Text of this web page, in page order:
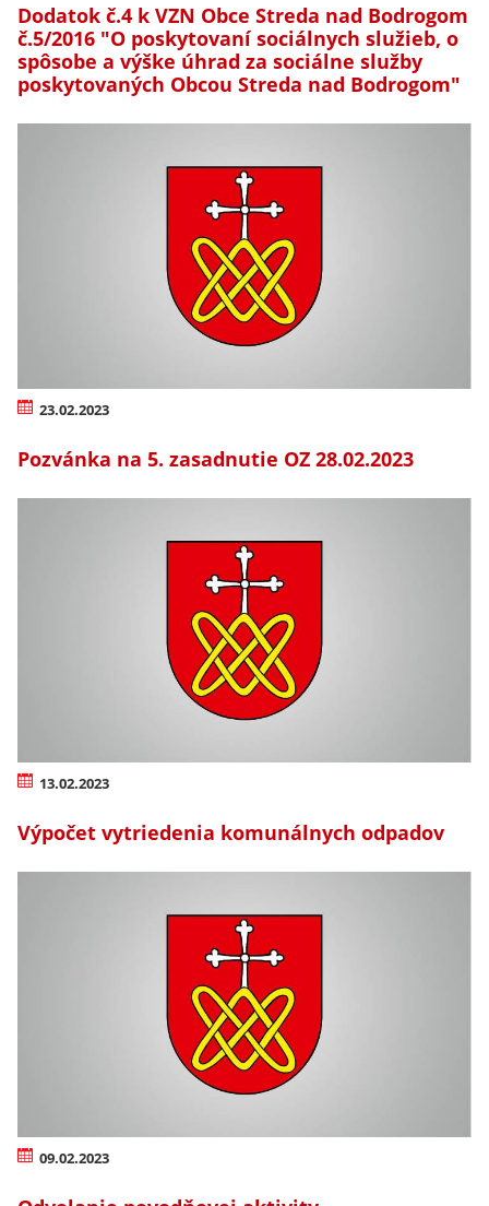
Dodatok č.4 k VZN Obce Streda nad Bodrogom
č.5/2016 "O poskytovaní sociálnych služieb, o
spôsobe a výške úhrad za sociálne služby
poskytovaných Obcou Streda nad Bodrogom"
23.02.2023
Pozvánka na 5. zasadnutie OZ 28.02.2023
13.02.2023
Výpočet vytriedenia komunálnych odpadov
09.02.2023